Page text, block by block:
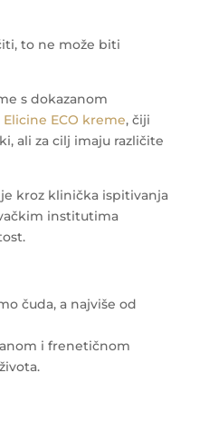
to ne može biti
s dokazanom
Elicine ECO kreme, čiji
ali za cilj imaju različite
je kroz klinička ispitivanja
institutima
čuda, a najviše od
i frenetičnom